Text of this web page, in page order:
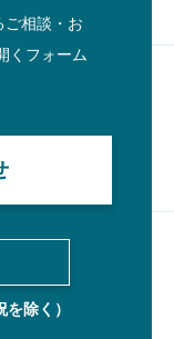
ご相談・お
くフォーム
を除く）